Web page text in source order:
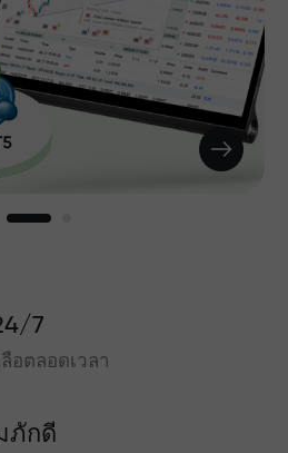
7
อตลอดเวลา
ภักดี